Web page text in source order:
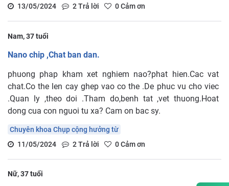
13/05/2024
2Trả lời 0Cảm ơn
Nam, 37 tuổi
Nano chip ,Chat ban dan.
phuong phap kham xet nghiem nao?phat hien.Cac vat
chat.Co the len cay ghep vao co the .De phuc vu cho viec
.Quan ly ,theo doi .Tham do,benh tat ,vet thuong.Hoat
dong cua con nguoi tu xa? Cam on bac sy.
Chuyên khoa Chụp cộng hưởng từ
11/05/2024
2Trả lời 0Cảm ơn
Nữ, 37 tuổi